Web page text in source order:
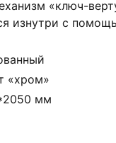
«ключ-
изнутри с
«хром»
мм